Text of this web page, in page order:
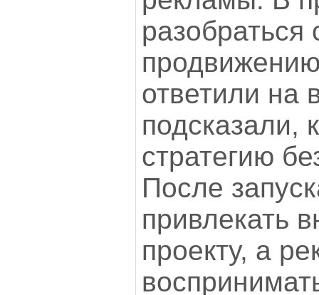
разобраться
ответили на
подсказали,
стратегию
После
привлекать
проекту, а